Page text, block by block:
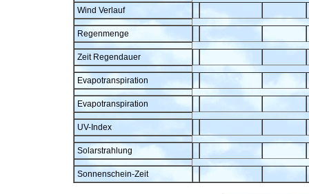
Wind Verlauf
Regenmenge
Zeit Regendauer
Evapotranspiration
Evapotranspiration
UV-Index
Solarstrahlung
Sonnenschein-Zeit